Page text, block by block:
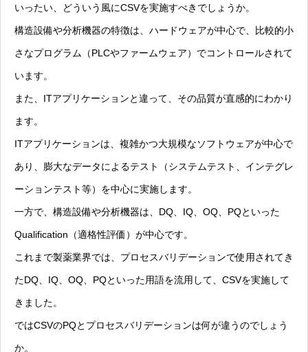
いったい、どういう風にCSVを実施すべきでしょうか。
構造設備や分析機器の特徴は、ハードウェアが中心で、比較的小
さなプログラム（PLCやファームウェア）でコントロールされて
います。
また、ITアプリケーションと違って、その品質が直感的にわかり
ます。
ITアプリケーションは、複雑かつ大規模なソフトウェアが中心で
あり、膨大なデータによるテスト（システムテスト、インテグレ
ーションテスト等）を中心に実施します。
一方で、構造設備や分析機器は、DQ、IQ、OQ、PQといった
Qualification（適格性評価）が中心です。
これまで製薬業界では、プロセスバリデーションで使用されてき
たDQ、IQ、OQ、PQといった用語を流用して、CSVを実施して
きました。
ではCSVのPQとプロセスバリデーションは何が違うのでしょう
か。